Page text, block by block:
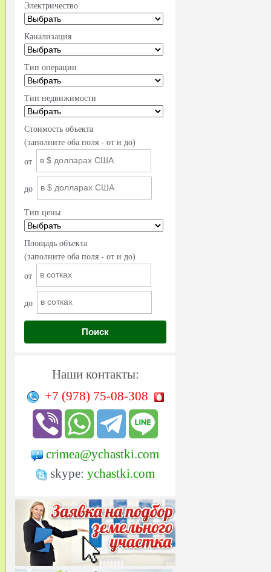
Электричество
Канализация
Тип операции
Тип недвижимости
Стоимость объекта
(заполните оба поля - от и до)
от
до
Тип цены
Площадь объекта
(заполните оба поля - от и до)
от
до
Поиск
Наши контакты:
+7 (978) 75-08-308
crimea@ychastki.com
skype: ychastki.com